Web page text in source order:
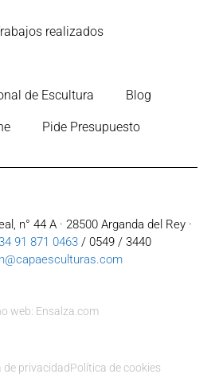
realizados
de Escultura Blog
Pide Presupuesto
n° 44 A · 28500 Arganda del Rey ·
91 871 0463/ 0549 / 3440
web: Ensalza.com
de privacidadPolítica de cookies